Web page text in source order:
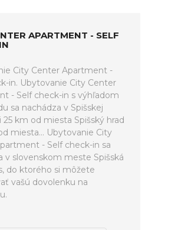
APARTMENT - SELF
City Center Apartment -
in. Ubytovanie City Center
- Self check-in s výhľadom
sa nachádza v Spišskej
25 km od miesta Spišský hrad
miesta... Ubytovanie City
- Self check-in sa
v slovenskom meste Spišská
do ktorého si môžete
vašú dovolenku na